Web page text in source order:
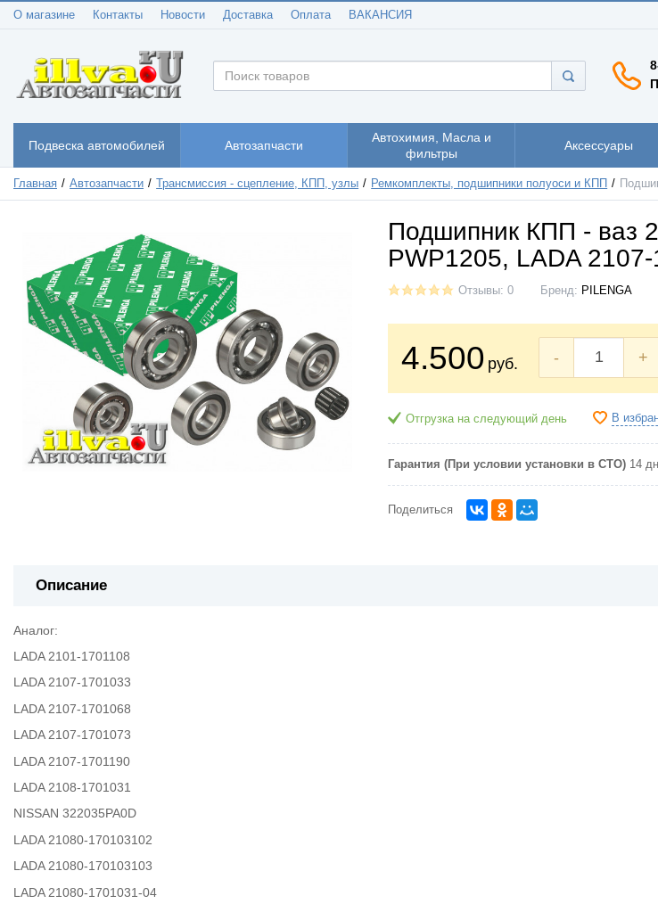
О магазине Контакты Новости Доставка Оплата ВАКАНСИЯ
Подвеска автомобилей Автозапчасти
Автохимия, Масла и
фильтры
Аксессуары
Главная Автозапчасти Трансмиссия - сцепление, КПП, узлы Ремкомплекты, подшипники полуоси и КПП
Подшипник КПП - ваз
PWP1205, LADA
Отзывы: 0 Бренд: PILENGA
4.500 руб. - +
Отгрузка на следующий день В
Гарантия (При условии установки в СТО) 14
Поделиться
Описание
Аналог:
LADA 2101-1701108
LADA 2107-1701033
LADA 2107-1701068
LADA 2107-1701073
LADA 2107-1701190
LADA 2108-1701031
NISSAN 322035PA0D
LADA 21080-170103102
LADA 21080-170103103
LADA 21080-1701031-04